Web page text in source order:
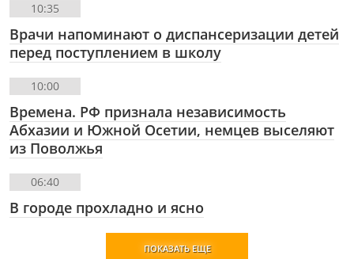
10:35
Врачи напоминают о диспансеризации детей
перед поступлением в школу
10:00
Времена. РФ признала независимость
Абхазии и Южной Осетии, немцев выселяют
из Поволжья
06:40
В городе прохладно и ясно
ПОКАЗАТЬ ЕЩЕ